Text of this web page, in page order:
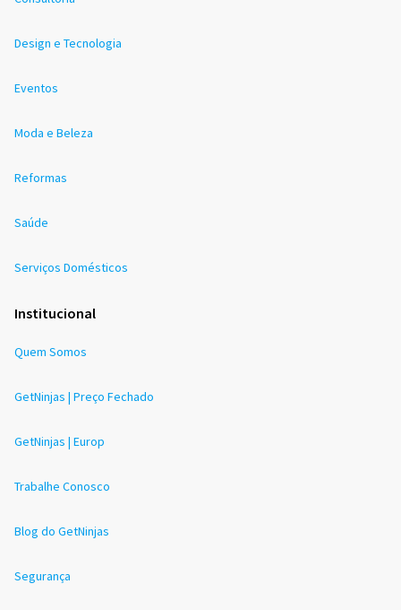
Design e Tecnologia
Eventos
Moda e Beleza
Reformas
Saúde
Serviços Domésticos
Institucional
Quem Somos
GetNinjas | Preço Fechado
GetNinjas | Europ
Trabalhe Conosco
Blog do GetNinjas
Segurança